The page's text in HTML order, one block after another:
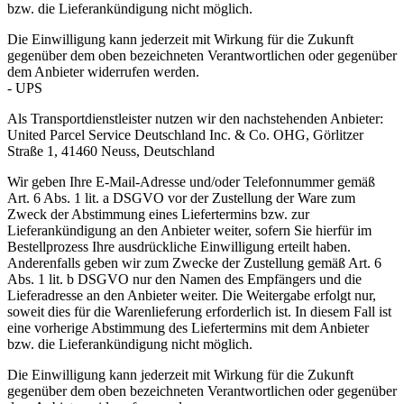
bzw. die Lieferankündigung nicht möglich.
Die Einwilligung kann jederzeit mit Wirkung für die Zukunft
gegenüber dem oben bezeichneten Verantwortlichen oder gegenüber
dem Anbieter widerrufen werden.
- UPS
Als Transportdienstleister nutzen wir den nachstehenden Anbieter:
United Parcel Service Deutschland Inc. & Co. OHG, Görlitzer
Straße 1, 41460 Neuss, Deutschland
Wir geben Ihre E-Mail-Adresse und/oder Telefonnummer gemäß
Art. 6 Abs. 1 lit. a DSGVO vor der Zustellung der Ware zum
Zweck der Abstimmung eines Liefertermins bzw. zur
Lieferankündigung an den Anbieter weiter, sofern Sie hierfür im
Bestellprozess Ihre ausdrückliche Einwilligung erteilt haben.
Anderenfalls geben wir zum Zwecke der Zustellung gemäß Art. 6
Abs. 1 lit. b DSGVO nur den Namen des Empfängers und die
Lieferadresse an den Anbieter weiter. Die Weitergabe erfolgt nur,
soweit dies für die Warenlieferung erforderlich ist. In diesem Fall ist
eine vorherige Abstimmung des Liefertermins mit dem Anbieter
bzw. die Lieferankündigung nicht möglich.
Die Einwilligung kann jederzeit mit Wirkung für die Zukunft
gegenüber dem oben bezeichneten Verantwortlichen oder gegenüber